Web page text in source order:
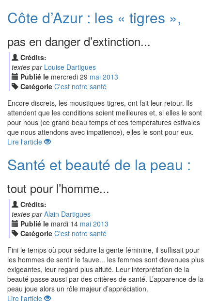
Côte d’Azur : les « tigres »,
pas en danger d’extinction...
Crédits:
textes par Louise Dartigues
Publié le mercredi 29 mai 2013
Catégorie C'est notre santé
Encore discrets, les moustiques-tigres, ont fait leur retour. Ils
attendent que les conditions soient meilleures et, si elles le sont
pour nous (ce grand beau temps et ces températures estivales
que nous attendons avec impatience), elles le sont pour eux.
Lire l'article
Santé et beauté de la peau :
tout pour l’homme...
Crédits:
textes par Alain Dartigues
Publié le mardi 14 mai 2013
Catégorie C'est notre santé
Fini le temps où pour séduire la gente féminine, il suffisait pour
les hommes de sentir le fauve... les femmes sont devenues plus
exigeantes, leur regard plus affuté. Leur interprétation de la
beauté passe aussi par des critères de santé. L’apparence de la
peau joue alors un rôle majeur d’appréciation.
Lire l'article